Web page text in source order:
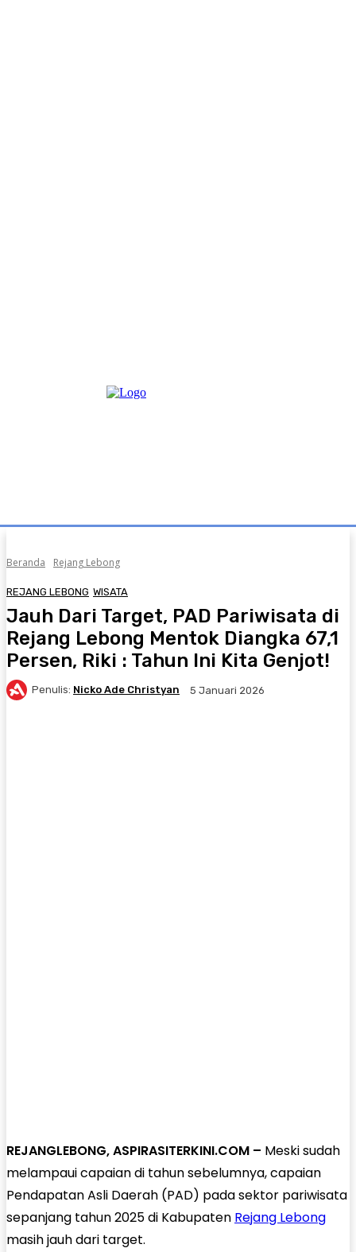
Beranda Rejang Lebong
REJANG LEBONG WISATA
Jauh Dari Target, PAD Pariwisata di
Rejang Lebong Mentok Diangka 67,1
Persen, Riki : Tahun Ini Kita Genjot!
Penulis: Nicko Ade Christyan 5 Januari 2026
REJANGLEBONG, ASPIRASITERKINI.COM – Meski sudah
melampaui capaian di tahun sebelumnya, capaian
Pendapatan Asli Daerah (PAD) pada sektor pariwisata
sepanjang tahun 2025 di Kabupaten Rejang Lebong
masih jauh dari target.